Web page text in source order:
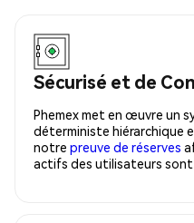
Sécurisé et de
Phemex met en œuvre un
déterministe hiérarchique
notre preuve de réserves
actifs des utilisateurs sont